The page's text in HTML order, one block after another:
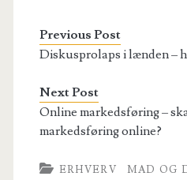
Previous Post
Diskusprolaps i lænden –
Next Post
Online markedsføring –
markedsføring online?
ERHVERV MAD OG